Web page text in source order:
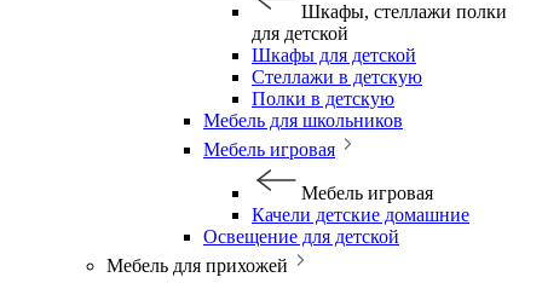
Шкафы, стеллажи полки
для детской
Шкафы для детской
Стеллажи в детскую
Полки в детскую
Мебель для школьников
Мебель игровая
Мебель игровая
Качели детские домашние
Освещение для детской
Мебель для прихожей